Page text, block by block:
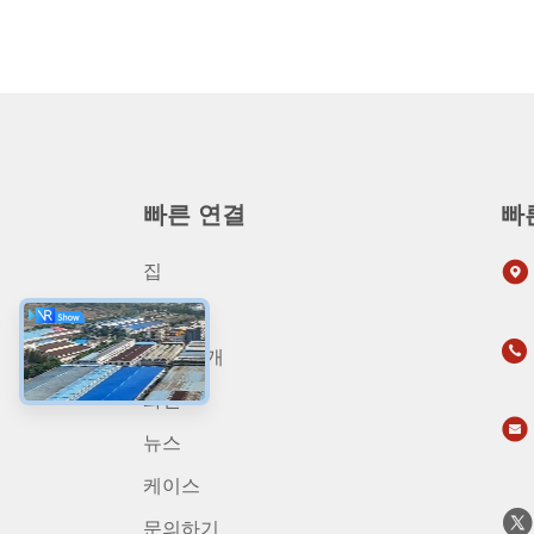
빠른 연결
집
상품
회사 소개
화면
뉴스
케이스
문의하기
빠